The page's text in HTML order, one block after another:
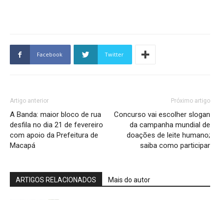
Facebook Twitter
Artigo anterior
A Banda: maior bloco de rua
desfila no dia 21 de fevereiro
com apoio da Prefeitura de
Macapá
Próximo artigo
Concurso vai escolher slogan
da campanha mundial de
doações de leite humano;
saiba como participar
ARTIGOS RELACIONADOS Mais do autor